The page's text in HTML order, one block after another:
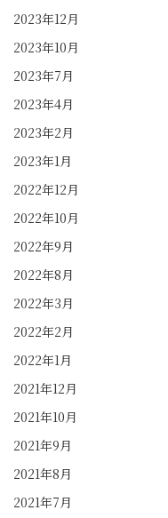
2023年12月
2023年10月
2023年7月
2023年4月
2023年2月
2023年1月
2022年12月
2022年10月
2022年9月
2022年8月
2022年3月
2022年2月
2022年1月
2021年12月
2021年10月
2021年9月
2021年8月
2021年7月